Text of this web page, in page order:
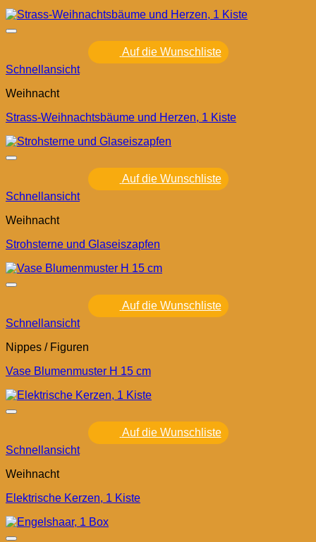
Auf die Wunschliste
Schnellansicht
Weihnacht
Strass-Weihnachtsbäume und Herzen, 1 Kiste
Auf die Wunschliste
Schnellansicht
Weihnacht
Strohsterne und Glaseiszapfen
Auf die Wunschliste
Schnellansicht
Nippes / Figuren
Vase Blumenmuster H 15 cm
Auf die Wunschliste
Schnellansicht
Weihnacht
Elektrische Kerzen, 1 Kiste